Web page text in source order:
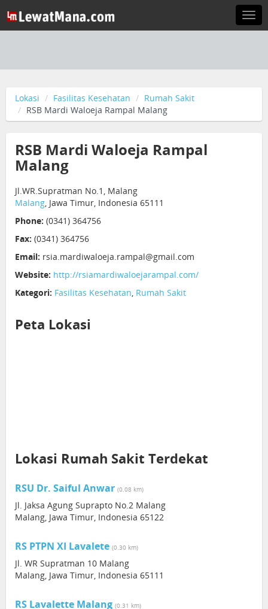
Lokasi Fasilitas Kesehatan
Rumah Sakit
RSB Mardi Waloeja Rampal Malang
RSB Mardi Waloeja Rampal
Malang
Jl.WR.Supratman No.1, Malang
Malang, Jawa Timur, Indonesia 65111
Phone: (0341) 364756
Fax: (0341) 364756
Email: rsia.mardiwaloeja.rampal@gmail.com
Website: http://rsiamardiwaloejarampal.com/
Kategori: Fasilitas Kesehatan, Rumah Sakit
Peta Lokasi
Lokasi Rumah Sakit Terdekat
RSU Dr. Saiful Anwar (0.08 km)
Jl. Jaksa Agung Suprapto No.2 Malang
Malang, Jawa Timur, Indonesia 65122
RS PTPN XI Lavalete (0.30 km)
Jl. WR Supratman 10 Malang
Malang, Jawa Timur, Indonesia 65111
RS Lavalette Malang (0.31 km)